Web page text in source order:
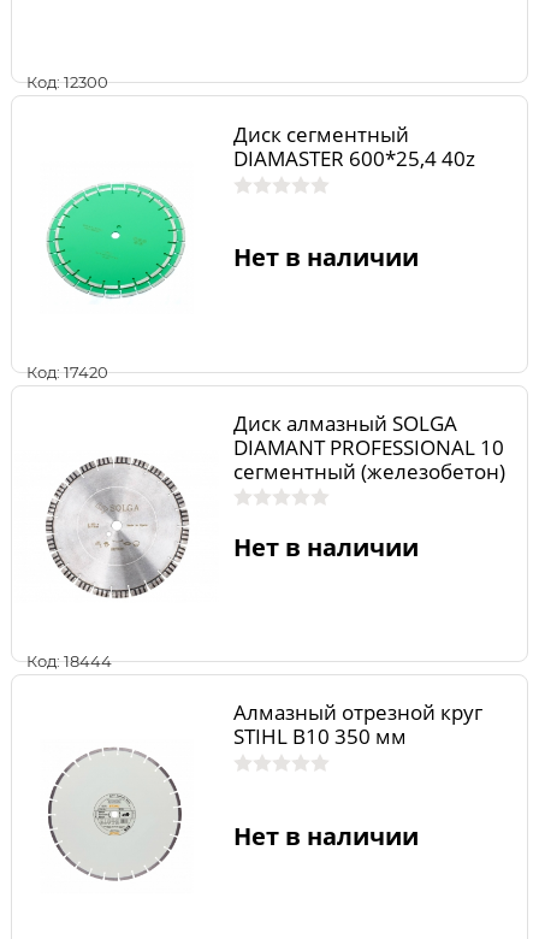
Код: 12300
Код: 17420
Диск сегментный
DIAMASTER 600*25,4 40z
Нет в наличии
Код: 18444
Диск алмазный SOLGA
DIAMANT PROFESSIONAL 10
сегментный (железобетон)
350мм/25,4
Нет в наличии
Алмазный отрезной круг
STIHL В10 350 мм
Нет в наличии